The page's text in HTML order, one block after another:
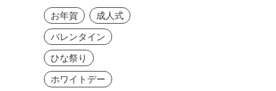
お年賀
成人式
バレンタイン
ひな祭り
ホワイトデー